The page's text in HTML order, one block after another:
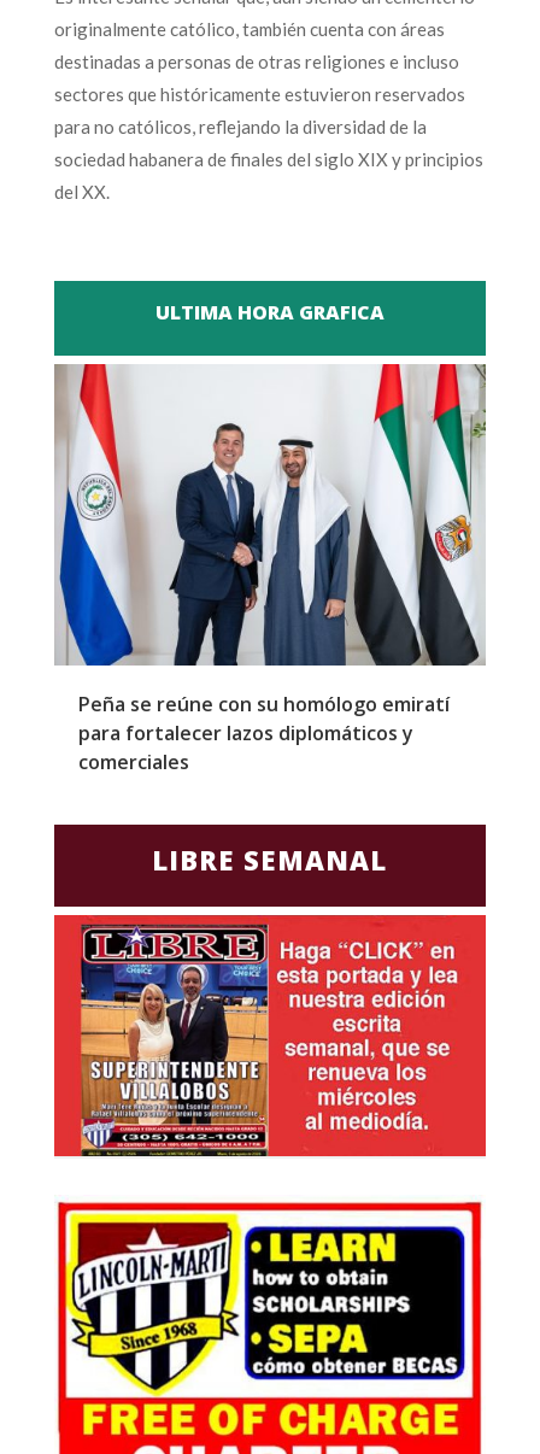
originalmente católico, también cuenta con áreas
destinadas a personas de otras religiones e incluso
sectores que históricamente estuvieron reservados
para no católicos, reflejando la diversidad de la
sociedad habanera de finales del siglo XIX y principios
del XX.
ULTIMA HORA GRAFICA
Peña se reúne con su homólogo emiratí
para fortalecer lazos diplomáticos y
comerciales
LIBRE SEMANAL